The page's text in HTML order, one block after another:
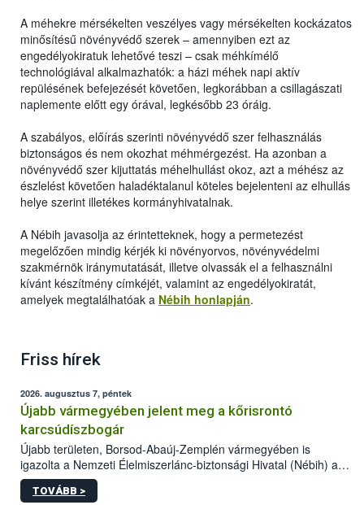
A méhekre mérsékelten veszélyes vagy mérsékelten kockázatos
minősítésű növényvédő szerek – amennyiben ezt az
engedélyokiratuk lehetővé teszi – csak méhkímélő
technológiával alkalmazhatók: a házi méhek napi aktív
repülésének befejezését követően, legkorábban a csillagászati
naplemente előtt egy órával, legkésőbb 23 óráig.
A szabályos, előírás szerinti növényvédő szer felhasználás
biztonságos és nem okozhat méhmérgezést. Ha azonban a
növényvédő szer kijuttatás méhelhullást okoz, azt a méhész az
észlelést követően haladéktalanul köteles bejelenteni az elhullás
helye szerint illetékes kormányhivatalnak.
A Nébih javasolja az érintetteknek, hogy a permetezést
megelőzően mindig kérjék ki növényorvos, növényvédelmi
szakmérnök iránymutatását, illetve olvassák el a felhasználni
kívánt készítmény címkéjét, valamint az engedélyokiratát,
amelyek megtalálhatóak a Nébih honlapján.
Friss hírek
2026. augusztus 7, péntek
Újabb vármegyében jelent meg a kőrisrontó
karcsúdíszbogár
Újabb területen, Borsod-Abaúj-Zemplén vármegyében is
igazolta a Nemzeti Élelmiszerlánc-biztonsági Hivatal (Nébih) a
kőrisrontó karcsúdíszbogár (Agrilus planipennis) jelenlétét. A
kártevőt nem csak színcsapdában találták meg, de már fertőzött
TOVÁBB >